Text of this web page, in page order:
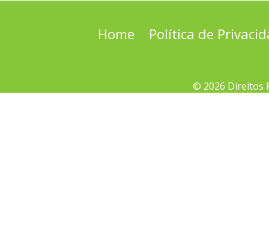
Home Política de
© 2026 Direitos